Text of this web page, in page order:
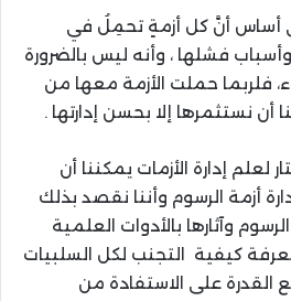
أساس أنَّ كل أزمةٍ تحمِلُ في
فشلها ، وأنه ليس بالضرورة
فلربما حملت الأزمة معها من
أن نستثمرها إلا بحسن إدارتها .
لعلم إدارة الأزمات يمكننا أن
أزمة الرسوم وأننا نقصد بذلك
وآثارها بالأدوات العلمية
كيفية التجنب لكل السلبيات
القدرة على الاستفادة من